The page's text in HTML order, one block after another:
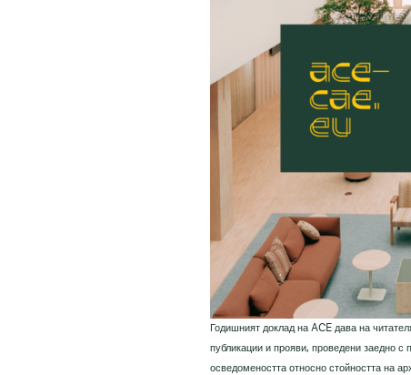
Годишният доклад на ACE дава на
публикации и прояви, проведени заедно с
осведомеността относно стойността на